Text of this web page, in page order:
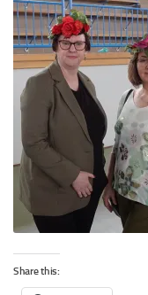
Share this: